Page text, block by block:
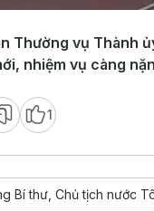
Thường vụ Thành
nhiệm vụ càng
1
Bí thư, Chủ tịch nước